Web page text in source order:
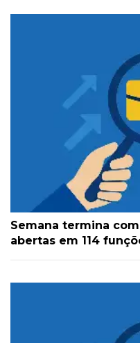
Semana termina
abertas em 114